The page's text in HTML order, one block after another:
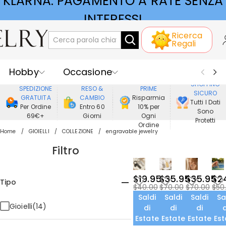
INTERESSI
Ricerca
Regali
Hobby
Occasione
Ricevente
Best Seller
Nuovi
Gioielli
Casa&Vita
Abbigliamento
SPEDIZIONE
GRATUITA
Per Ordine
69€+
RESO &
CAMBIO
Entro 60
Giorni
PRIME
Risparmia
10% per
Ogni
Ordine
SHOPPING
SICURO
Tutti I Dati
Sono
Protetti
Home GIOIELLI COLLEZIONE engravable jewelry
Filtro
Tipo
Gioielli(14)
$19.95
$40.00
Saldi
di
Estate
$35.95
$70.00
Saldi
di
Estate
$35.95
$70.00
Saldi
di
Estate